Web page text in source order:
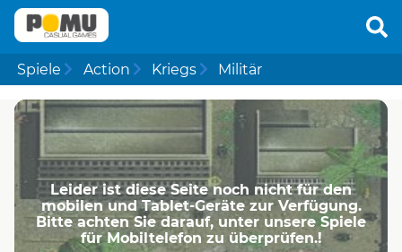
Spiele Action Kriegs Militär
Leider ist diese Seite noch nicht für den
mobilen und Tablet-Geräte zur Verfügung.
Bitte achten Sie darauf, unter unsere Spiele
für Mobiltelefon zu überprüfen.!